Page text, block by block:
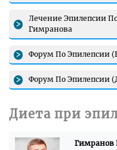
Диета при
Гимранов
Лечение Эпилепсии
Гимранова
Форум По Эпилепсии
Форум По Эпилепсии